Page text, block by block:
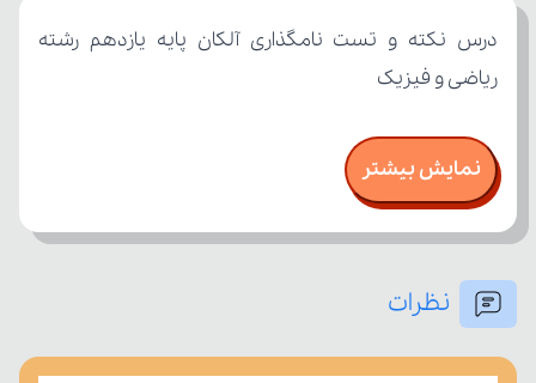
ریاضی و فیزیک
نمایش بیشتر
نظرات